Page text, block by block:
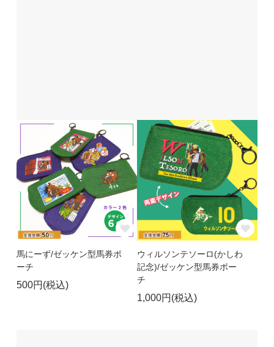
馬にーず/ゼッケン型馬券ポ
ーチ
500円(税込)
ウィルソンテソーロ(かしわ
記念)/ゼッケン型馬券ポー
チ
1,000円(税込)